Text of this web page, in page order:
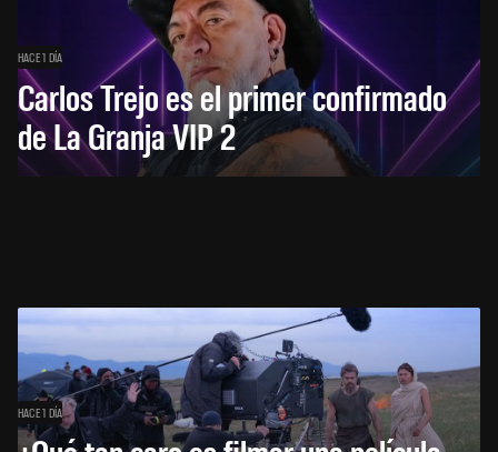
HACE 1 DÍA
Carlos Trejo es el primer confirmado
de La Granja VIP 2
HACE 1 DÍA